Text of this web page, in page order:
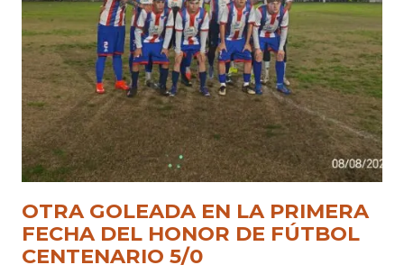
OTRA GOLEADA EN LA PRIMERA
FECHA DEL HONOR DE FÚTBOL
CENTENARIO 5/0